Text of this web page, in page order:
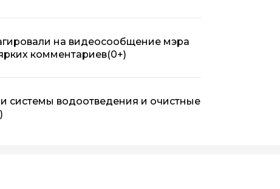
на видеосообщение мэра
комментариев(0+)
системы водоотведения и очистные